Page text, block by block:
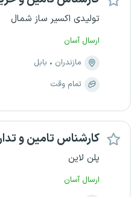
تولیدی اکسیر ساز شمال
ارسال آسان
مازندران
بابل
تمام وقت
کارشناس تامین و
پلن لاین
ارسال آسان